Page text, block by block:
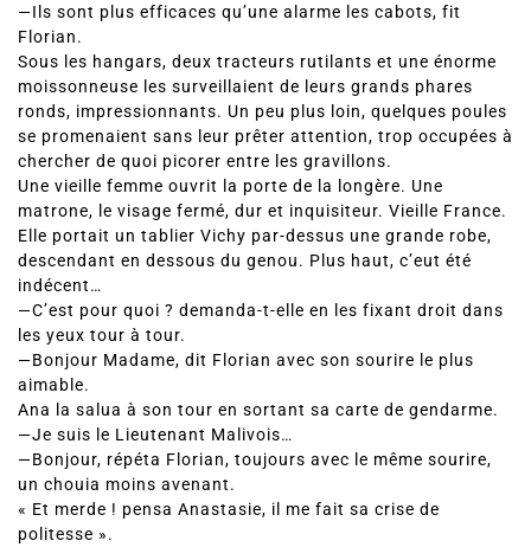
—Ils sont plus efficaces qu’une alarme les cabots, fit
Florian.
Sous les hangars, deux tracteurs rutilants et une énorme
moissonneuse les surveillaient de leurs grands phares
ronds, impressionnants. Un peu plus loin, quelques poules
se promenaient sans leur prêter attention, trop occupées à
chercher de quoi picorer entre les gravillons.
Une vieille femme ouvrit la porte de la longère. Une
matrone, le visage fermé, dur et inquisiteur. Vieille France.
Elle portait un tablier Vichy par-dessus une grande robe,
descendant en dessous du genou. Plus haut, c’eut été
indécent…
—C’est pour quoi ? demanda-t-elle en les fixant droit dans
les yeux tour à tour.
—Bonjour Madame, dit Florian avec son sourire le plus
aimable.
Ana la salua à son tour en sortant sa carte de gendarme.
—Je suis le Lieutenant Malivois…
—Bonjour, répéta Florian, toujours avec le même sourire,
un chouia moins avenant.
« Et merde ! pensa Anastasie, il me fait sa crise de
politesse ».